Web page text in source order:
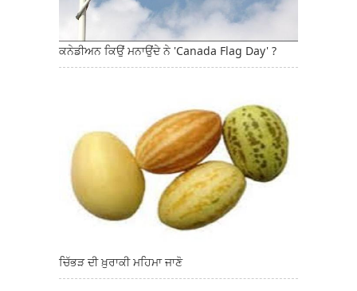
ਕਨੇਡੀਅਨ ਕਿਉਂ ਮਨਾਉਂਦੇ ਨੇ 'Canada Flag Day' ?
ਚਿੱਭੜ ਦੀ ਖ਼ੁਰਾਕੀ ਮਹਿਮਾ ਜਾਣੋ